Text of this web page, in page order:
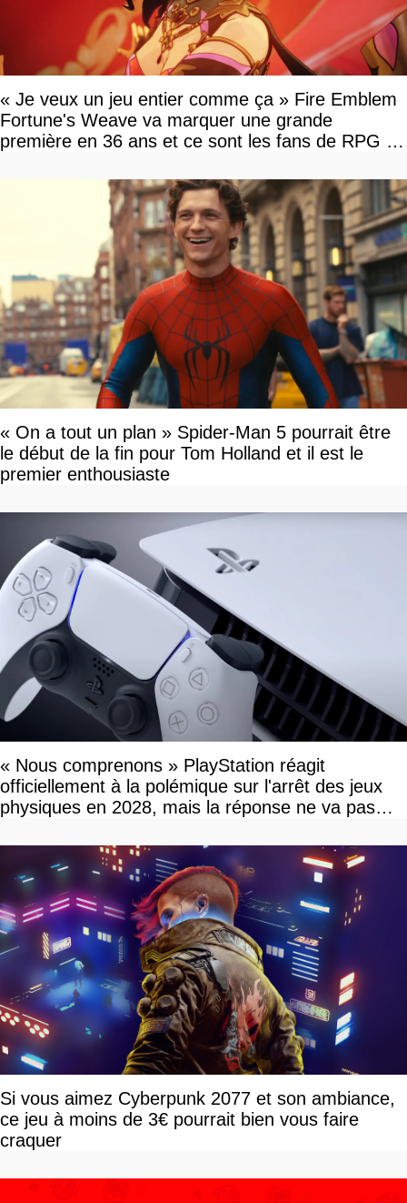
« Je veux un jeu entier comme ça » Fire Emblem
Fortune's Weave va marquer une grande
première en 36 ans et ce sont les fans de RPG en
« On a tout un plan » Spider-Man 5 pourrait être
le début de la fin pour Tom Holland et il est le
premier enthousiaste
« Nous comprenons » PlayStation réagit
officiellement à la polémique sur l'arrêt des jeux
physiques en 2028, mais la réponse ne va pas
Si vous aimez Cyberpunk 2077 et son ambiance,
ce jeu à moins de 3€ pourrait bien vous faire
craquer